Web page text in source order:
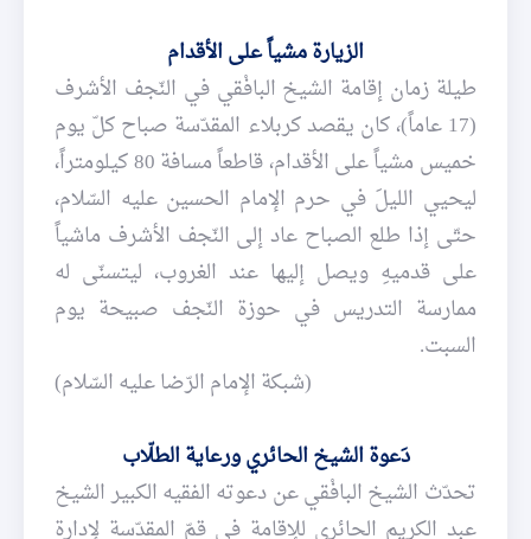
الزيارة مشياً على الأقدام
طيلة زمان إقامة الشيخ البافْقي في النّجف الأشرف
(17 عاماً)، كان يقصد كربلاء المقدّسة صباح كلّ يوم
خميس مشياً على الأقدام، قاطعاً مسافة 80 كيلومتراً،
ليحيي الليلَ في حرم الإمام الحسين عليه السّلام،
حتّى إذا طلع الصباح عاد إلى النّجف الأشرف ماشياً
على قدميهِ ويصل إليها عند الغروب، ليتسنّى له
ممارسة التدريس في حوزة النّجف صبيحة يوم
السبت.
(شبكة الإمام الرّضا عليه السّلام)
دَعوة الشيخ الحائري ورعاية الطلّاب
تحدّث الشيخ البافْقي عن دعوته الفقيه الكبير الشيخ
عبد الكريم الحائري للإقامة في قمّ المقدّسة لإدارة